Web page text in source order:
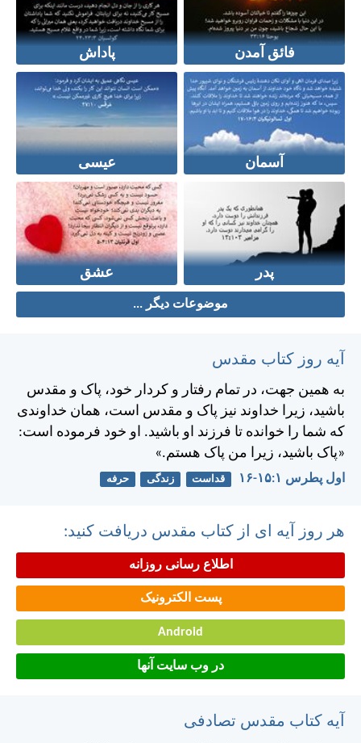
فائق آمدن پاداش
آسمان عیسی
پدر عشق
موضوعات دیگر ...
آیه روز کتاب مقدس
به همين جهت، در تمام رفتار و كردار خود، پاک و مقدس
باشيد، زيرا خداوند نيز پاک و مقدس است، همان خداوندی
كه شما را خوانده تا فرزند او باشيد. او خود فرموده است:
«پاک باشيد، زيرا من پاک هستم.»
اول پطرس ۱:‏۱۵-‏۱۶ قداست زندگی حرفه
هر روز آیه ای از کتاب مقدس دریافت کنید:
اطلاع رسانی روزانه
پست الکترونیک
Android
در وب سایت آنها
آیه کتاب مقدس تصادفی